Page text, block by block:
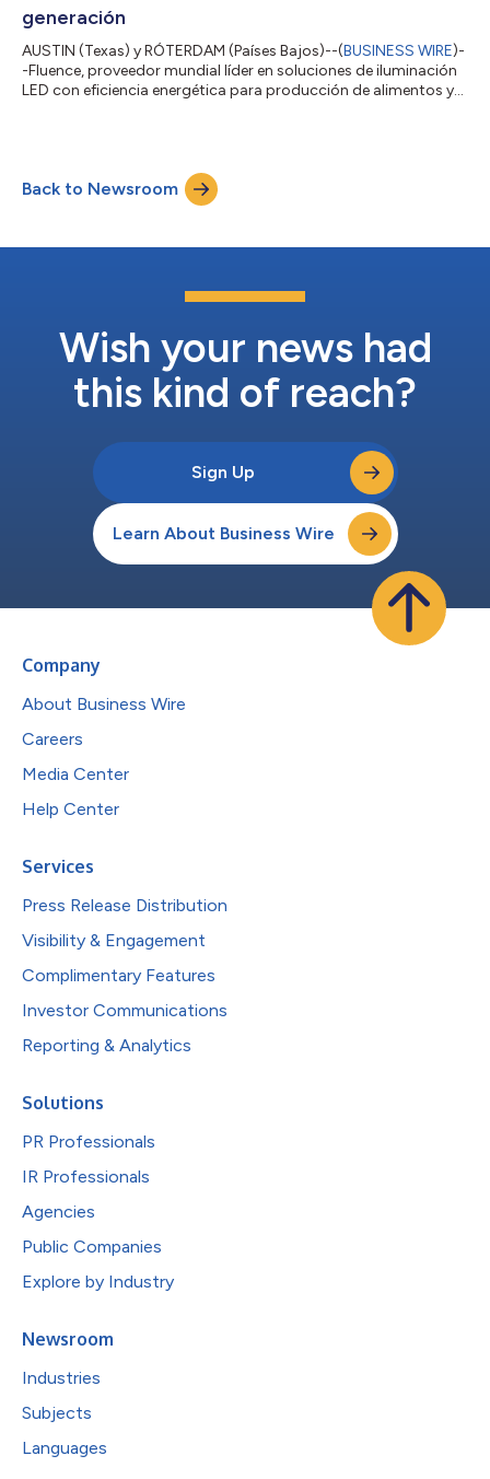
generación
AUSTIN (Texas) y RÓTERDAM (Países Bajos)--(BUSINESS WIRE)-
-Fluence, proveedor mundial líder en soluciones de iluminación
LED con eficiencia energética para producción de alimentos y
recientes de Fluence se desarrollaron en paralelo con el
programa de investigación global de la empresa, que incluye
alianzas con líderes del sector...
Back to Newsroom
Wish your news had
this kind of reach?
Sign Up
Learn About Business Wire
Company
About Business Wire
Careers
Media Center
Help Center
Services
Press Release Distribution
Visibility & Engagement
Complimentary Features
Investor Communications
Reporting & Analytics
Solutions
PR Professionals
IR Professionals
Agencies
Public Companies
Explore by Industry
Newsroom
Industries
Subjects
Languages